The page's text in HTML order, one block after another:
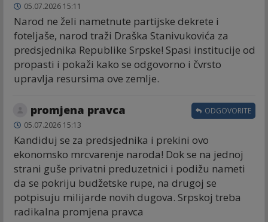
05.07.2026 15:11
Narod ne želi nametnute partijske dekrete i
foteljaše, narod traži Draška Stanivukovića za
predsjednika Republike Srpske! Spasi institucije od
propasti i pokaži kako se odgovorno i čvrsto
upravlja resursima ove zemlje.
promjena pravca
05.07.2026 15:13
Kandiduj se za predsjednika i prekini ovo
ekonomsko mrcvarenje naroda! Dok se na jednoj
strani guše privatni preduzetnici i podižu nameti
da se pokriju budžetske rupe, na drugoj se
potpisuju milijarde novih dugova. Srpskoj treba
radikalna promjena pravca
ODGOVORITE